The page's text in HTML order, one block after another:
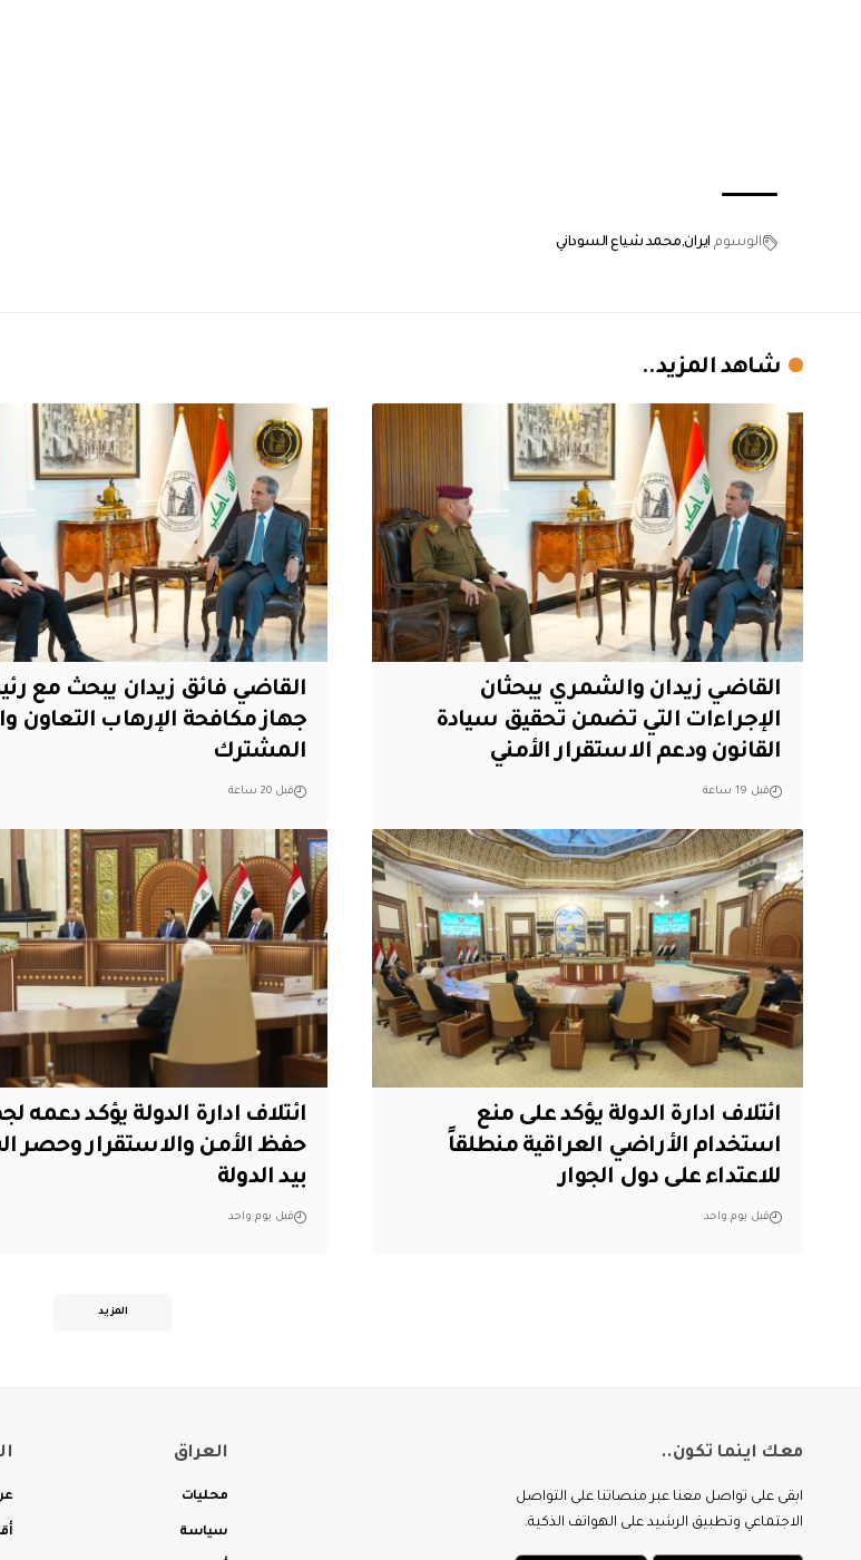
الوسوم ايران محمد شياع السوداني
شاهد المزيد..
القاضي زيدان والشمري يبحثان
الإجراءات التي تضمن تحقيق سيادة
القانون ودعم الاستقرار الأمني
قبل 19 ساعة
القاضي فائق زيدان يبحث مع
جهاز مكافحة الإرهاب التعاون
المشترك
قبل 20 ساعة
ائتلاف ادارة الدولة يؤكد على منع
استخدام الأراضي العراقية منطلقاً
للاعتداء على دول الجوار
قبل يوم واحد
ائتلاف ادارة الدولة يؤكد دعمه
حفظ الأمن والاستقرار وحصر
بيد الدولة
قبل يوم واحد
المزيد
معك اينما تكون..
ابقى على تواصل معنا عبر منصاتنا على التواصل
الاجتماعي وتطبيق الرشيد على الهواتف الذكية.
العراق
محليات
سياسة